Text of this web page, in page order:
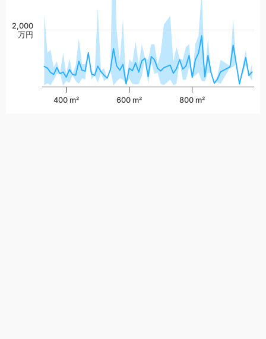
400 m² 600 m² 800 m²
2,000
万円